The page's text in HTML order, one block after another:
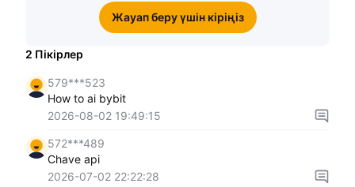
Жауап беру үшін кіріңіз
2 Пікірлер
579***523
How to ai bybit
2026-08-02 19:49:15
572***489
Chave api
2026-07-02 22:22:28